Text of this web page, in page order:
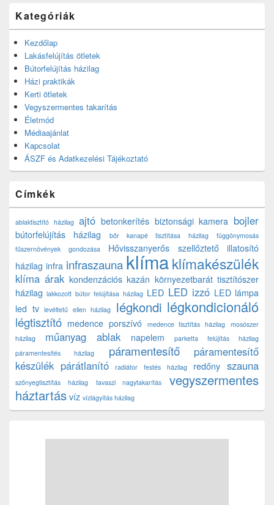
Kategóriák
Kezdőlap
Lakásfelújítás ötletek
Bútorfelújítás házilag
Házi praktikák
Kerti ötletek
Vegyszermentes takarítás
Életmód
Médiaajánlat
Kapcsolat
ÁSZF és Adatkezelési Tájékoztató
Címkék
ablaktisztító házilag ajtó betonkerítés biztonsági kamera bojler
bútorfelújítás házilag bőr kanapé tisztítása házilag
függönymosás
fűszernövények gondozása
Hővisszanyerős szellőztető
illatosító
házilag infra infraszauna klímaklímakészülék
klíma árak kondenzációs kazán környezetbarát tisztítószer
házilag lakkozott bútor felújítása házilag LED LED izzó LED lámpa
led tv levéltetű ellen házilag légkondi légkondicionáló
légtisztító medence porszívó medence tisztítás házilag
mosószer
házilag
műanyag ablak napelem
parketta felújítás házilag
páramentesítés házilag
páramentesítő
páramentesítő
készülék párátlanító radiátor festés házilag redőny szauna
szőnyegtisztítás házilag tavaszi nagytakarítás
vegyszermentes
háztartás víz vízlágyítás házilag